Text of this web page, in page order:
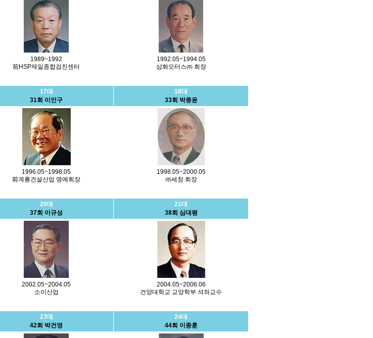
1989~1992
前HSP제일종합검진센터
1992.05~1994.05
삼화모터스㈜ 회장
17대
31회 이인구
18대
33회 박종윤
1996.05~1998.05
前계룡건설산업 명예회장
1998.05~2000.05
㈜세창 회장
20대
37회 이규성
21대
38회 심대평
2002.05~2004.05
소이산업
2004.05~2006.06
건양대학교 교양학부 석좌교수
23대
42회 박건영
24대
44회 이종훈